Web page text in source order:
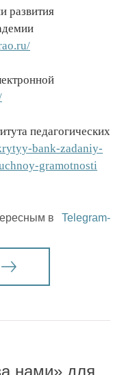
развития
педагогических
bank-zadaniy-
gramotnosti
в
Telegram-
нами» для